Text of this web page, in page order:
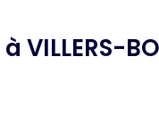
à VILLERS-